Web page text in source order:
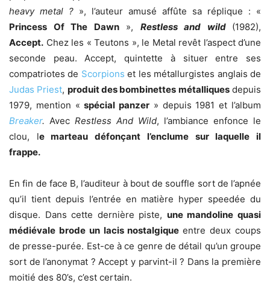
heavy metal ? », l’auteur amusé affûte sa réplique : «
Princess Of The Dawn», Restless and wild
(1982),
Accept. Chez les « Teutons », le Metal revêt l’aspect d’une
seconde peau. Accept, quintette à situer entre ses
compatriotes de Scorpions et les métallurgistes anglais de
Judas Priest, produit des bombinettes métalliquesdepuis
1979, mention «spécial panzer » depuis 1981 et l’album
Breaker. Avec Restless And Wild, l’ambiance enfonce le
clou, le marteau défonçant l’enclume sur laquelle il
frappe.
En fin de face B, l’auditeur à bout de souffle sort de l’apnée
qu’il tient depuis l’entrée en matière hyper speedée du
disque. Dans cette dernière piste, une mandoline quasi
médiévale brode un lacis nostalgiqueentre deux coups
de presse-purée. Est-ce à ce genre de détail qu’un groupe
sort de l’anonymat ? Accept y parvint-il ? Dans la première
moitié des 80’s, c’est certain.